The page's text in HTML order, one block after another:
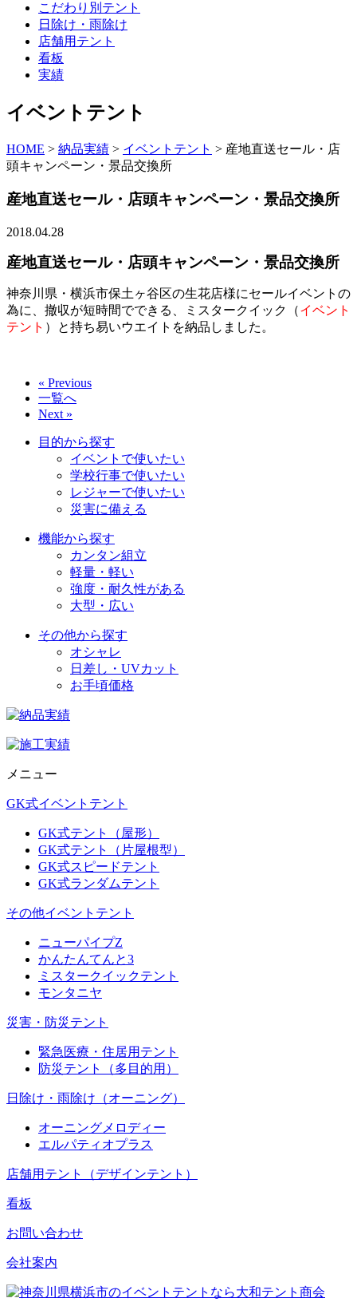
こだわり別テント
日除け・雨除け
店舗用テント
看板
実績
イベントテント
HOME > 納品実績 > イベントテント > 産地直送セール・店
頭キャンペーン・景品交換所
産地直送セール・店頭キャンペーン・景品交換所
2018.04.28
産地直送セール・店頭キャンペーン・景品交換所
神奈川県・横浜市保土ヶ谷区の生花店様にセールイベントの
為に、撤収が短時間でできる、ミスタークイック（イベント
テント ）と持ち易いウエイトを納品しました。
« Previous
一覧へ
Next »
目的から探す
イベントで使いたい
学校行事で使いたい
レジャーで使いたい
災害に備える
機能から探す
カンタン組立
軽量・軽い
強度・耐久性がある
大型・広い
その他から探す
オシャレ
日差し・UVカット
お手頃価格
メニュー
GK式イベントテント
GK式テント（屋形）
GK式テント（片屋根型）
GK式スピードテント
GK式ランダムテント
その他イベントテント
ニューパイプZ
かんたんてんと3
ミスタークイックテント
モンタニヤ
災害・防災テント
緊急医療・住居用テント
防災テント（多目的用）
日除け・雨除け（オーニング）
オーニングメロディー
エルパティオプラス
店舗用テント（デザインテント）
看板
お問い合わせ
会社案内